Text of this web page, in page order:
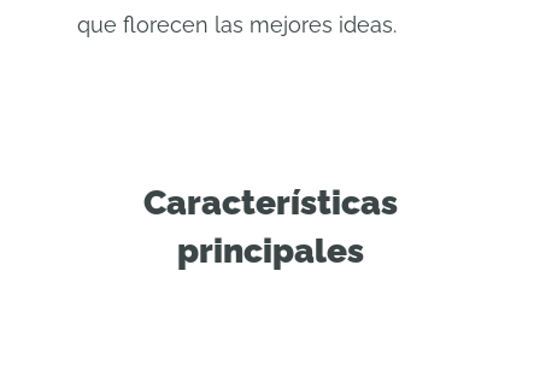
que florecen las mejores ideas.
Características
principales